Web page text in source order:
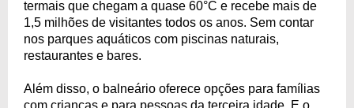
termais que chegam a quase 60°C e recebe mais de
1,5 milhões de visitantes todos os anos. Sem contar
nos parques aquáticos com piscinas naturais,
restaurantes e bares.
Além disso, o balneário oferece opções para famílias
com crianças e para pessoas da terceira idade. E o